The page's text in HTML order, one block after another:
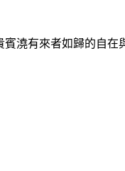
澆有來者如歸的自在